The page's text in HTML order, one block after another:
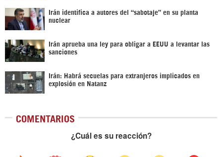
Irán identifica a autores del “sabotaje” en su planta
nuclear
Irán aprueba una ley para obligar a EEUU a levantar las
sanciones
Irán: Habrá secuelas para extranjeros implicados en
explosión en Natanz
COMENTARIOS